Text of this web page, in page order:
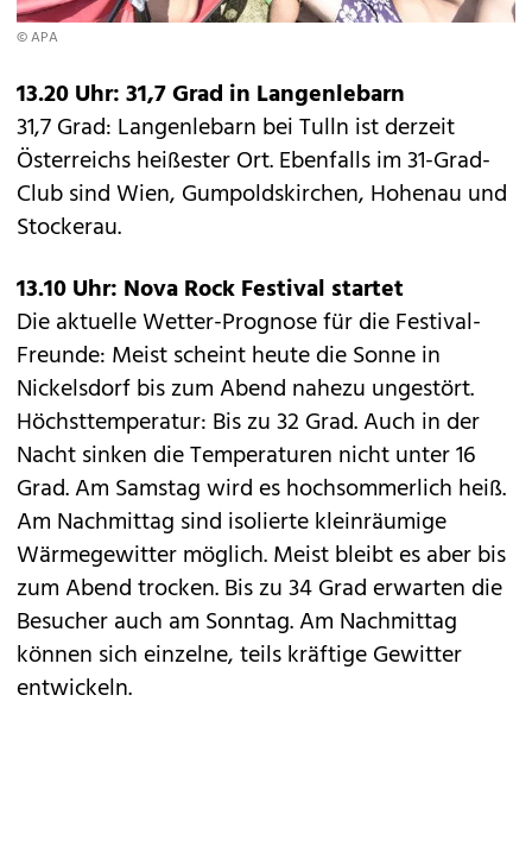
© APA
13.20 Uhr: 31,7 Grad in Langenlebarn
31,7 Grad: Langenlebarn bei Tulln ist derzeit
Österreichs heißester Ort. Ebenfalls im 31-Grad-
Club sind Wien, Gumpoldskirchen, Hohenau und
Stockerau.
13.10 Uhr: Nova Rock Festival startet
Die aktuelle Wetter-Prognose für die Festival-
Freunde: Meist scheint heute die Sonne in
Nickelsdorf bis zum Abend nahezu ungestört.
Höchsttemperatur: Bis zu 32 Grad. Auch in der
Nacht sinken die Temperaturen nicht unter 16
Grad. Am Samstag wird es hochsommerlich heiß.
Am Nachmittag sind isolierte kleinräumige
Wärmegewitter möglich. Meist bleibt es aber bis
zum Abend trocken. Bis zu 34 Grad erwarten die
Besucher auch am Sonntag. Am Nachmittag
können sich einzelne, teils kräftige Gewitter
entwickeln.